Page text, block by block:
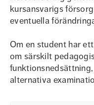
kursansvarigs
eventuella
Om en student har
om särskilt
alternativa